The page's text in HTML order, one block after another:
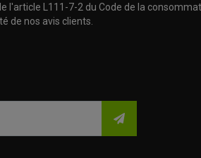
l'article L111-7-2 du Code de la
de nos avis clients.